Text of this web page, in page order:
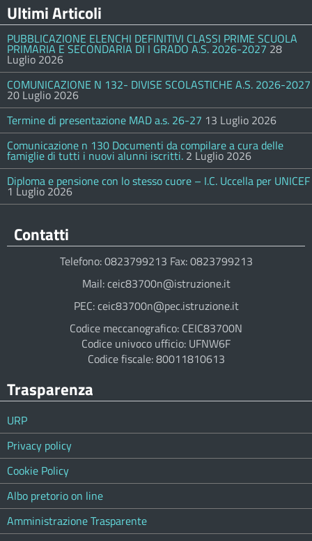
Ultimi Articoli
PUBBLICAZIONE ELENCHI DEFINITIVI CLASSI PRIME SCUOLA
PRIMARIA E SECONDARIA DI I GRADO A.S. 2026-2027 28
Luglio 2026
COMUNICAZIONE N 132- DIVISE SCOLASTICHE A.S. 2026-2027
20 Luglio 2026
Termine di presentazione MAD a.s. 26-27 13 Luglio 2026
Comunicazione n 130 Documenti da compilare a cura delle
famiglie di tutti i nuovi alunni iscritti. 2 Luglio 2026
Diploma e pensione con lo stesso cuore – I.C. Uccella per UNICEF
1 Luglio 2026
Contatti
Telefono: 0823799213 Fax: 0823799213
Mail: ceic83700n@istruzione.it
PEC: ceic83700n@pec.istruzione.it
Codice meccanografico: CEIC83700N
Codice univoco ufficio: UFNW6F
Codice fiscale: 80011810613
Trasparenza
URP
Privacy policy
Cookie Policy
Albo pretorio on line
Amministrazione Trasparente